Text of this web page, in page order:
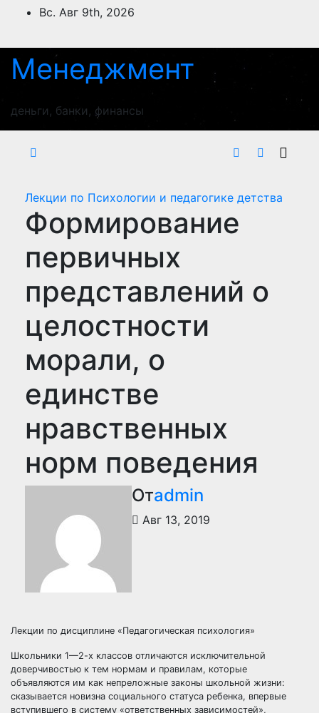
ПерейтиВс. Авг 9th, 2026
Менеджмент
деньги, банки, финансы
Лекции по Психологии и педагогике детства
Формирование
первичных
представлений о
целостности
морали, о
единстве
нравственных
норм поведения
Отadmin
Авг 13, 2019
Лекции по дисциплине «Педагогическая психология»
Школьники 1—2-х классов отличаются исключительной
доверчивостью к тем нормам и правилам, которые
объявляются им как непреложные законы школьной жизни:
сказывается новизна социального статуса ребенка, впервые
вступившего в систему «ответственных зависимостей»,